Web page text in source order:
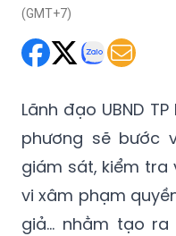
(GMT+7)
Lãnh đạo UBND
phương sẽ bước
giám sát, kiểm tra
vi xâm phạm
giả… nhằm tạo